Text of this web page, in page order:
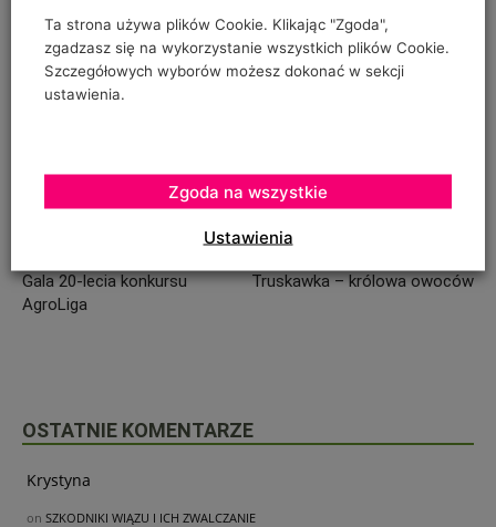
Opryskując należ zadbać o dokładne pokrycie roślin cieczą,
warto też do cieczy roboczej dodać adiuwant np. Superam
10 AL, szczególnie gdy pędy i liście są już pokryte spadzią.
Gala 20-lecia konkursu
AgroLiga
Truskawka – królowa owoców
OSTATNIE KOMENTARZE
Krystyna
on SZKODNIKI WIĄZU I ICH ZWALCZANIE
Ta strona używa plików Cookie. Klikając "Zgoda",
zgadzasz się na wykorzystanie wszystkich plików Cookie.
Szczegółowych wyborów możesz dokonać w sekcji
ustawienia.
Ustawienia
Zgoda na wszystkie